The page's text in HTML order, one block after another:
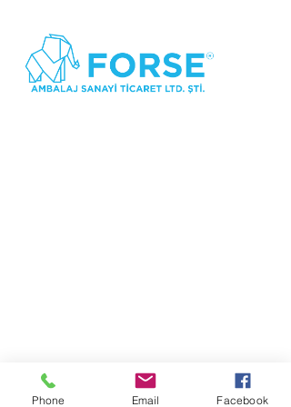
Phone Email Facebook